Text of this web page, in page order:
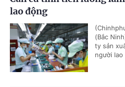
lao động
(Bắc
ty sản
người